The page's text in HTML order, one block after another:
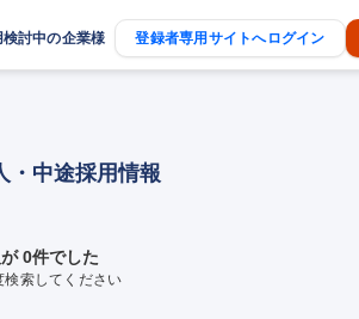
検討中の企業様 登録者専用サイトへログイン
・中途採用情報
0件でした
検索してください